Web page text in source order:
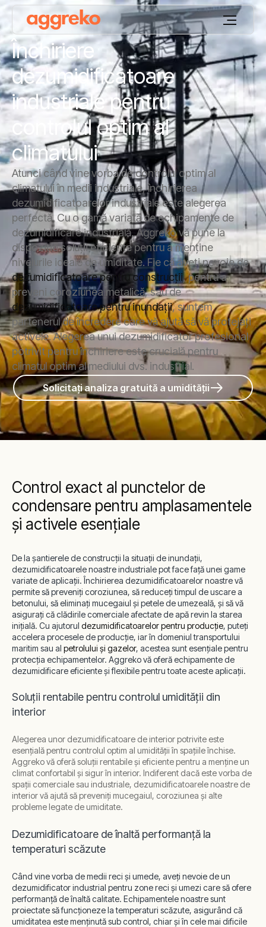
Închiriere
dezumidificatoare
industriale pentru
controlul optim al
climatului
Atunci când vine vorba de controlul optim al
climatului în medii industriale, închirierea
dezumidificatoarelor industriale este alegerea
perfectă. Cu o gamă variată de echipamente de
dezumidificare industrială, Aggreko vă pune la
dispoziție soluții eficiente pentru a menține
nivelurile ideale de umiditate. Fie că aveți nevoie de
dezumidificatoare pentru construcții, pentru a
preveni coroziunea metalică, sau de
dezumidificatoare pentru inundații, suntem
partenerul de încredere care vă ajută să vă protejați
activele. Alegerea unui dezumidificator profesional
potrivit pentru închiriere este crucială pentru
climatul optim al mediului dvs. industrial.
Solicitați analiza gratuită a umidității
Control exact al punctelor de
condensare pentru amplasamentele
și activele esențiale
De la șantierele de construcții la situații de inundații,
dezumidificatoarele noastre industriale pot face față unei game
variate de aplicații. Închirierea dezumidificatoarelor noastre vă
permite să preveniți coroziunea, să reduceți timpul de uscare a
betonului, să eliminați mucegaiul și petele de umezeală, și să vă
asigurați că clădirile comerciale afectate de apă revin la starea
inițială. Cu ajutorul dezumidificatoarelor pentru producție, puteți
accelera procesele de producție, iar în domeniul transportului
maritim sau al petrolului și gazelor, acestea sunt esențiale pentru
protecția echipamentelor. Aggreko vă oferă echipamente de
dezumidificare eficiente și flexibile pentru toate aceste aplicații.
Soluții rentabile pentru controlul umidității din
interior
Alegerea unor dezumidificatoare de interior potrivite este
esențială pentru controlul optim al umidității în spațiile închise.
Aggreko vă oferă soluții rentabile și eficiente pentru a menține un
climat confortabil și sigur în interior. Indiferent dacă este vorba de
spații comerciale sau industriale, dezumidificatoarele noastre de
interior vă ajută să preveniți mucegaiul, coroziunea și alte
probleme legate de umiditate.
Dezumidificatoare de înaltă performanță la
temperaturi scăzute
Când vine vorba de medii reci și umede, aveți nevoie de un
dezumidificator industrial pentru zone reci și umezi care să ofere
performanță de înaltă calitate. Echipamentele noastre sunt
proiectate să funcționeze la temperaturi scăzute, asigurând că
umiditatea este menținută sub control, chiar și în cele mai dificile